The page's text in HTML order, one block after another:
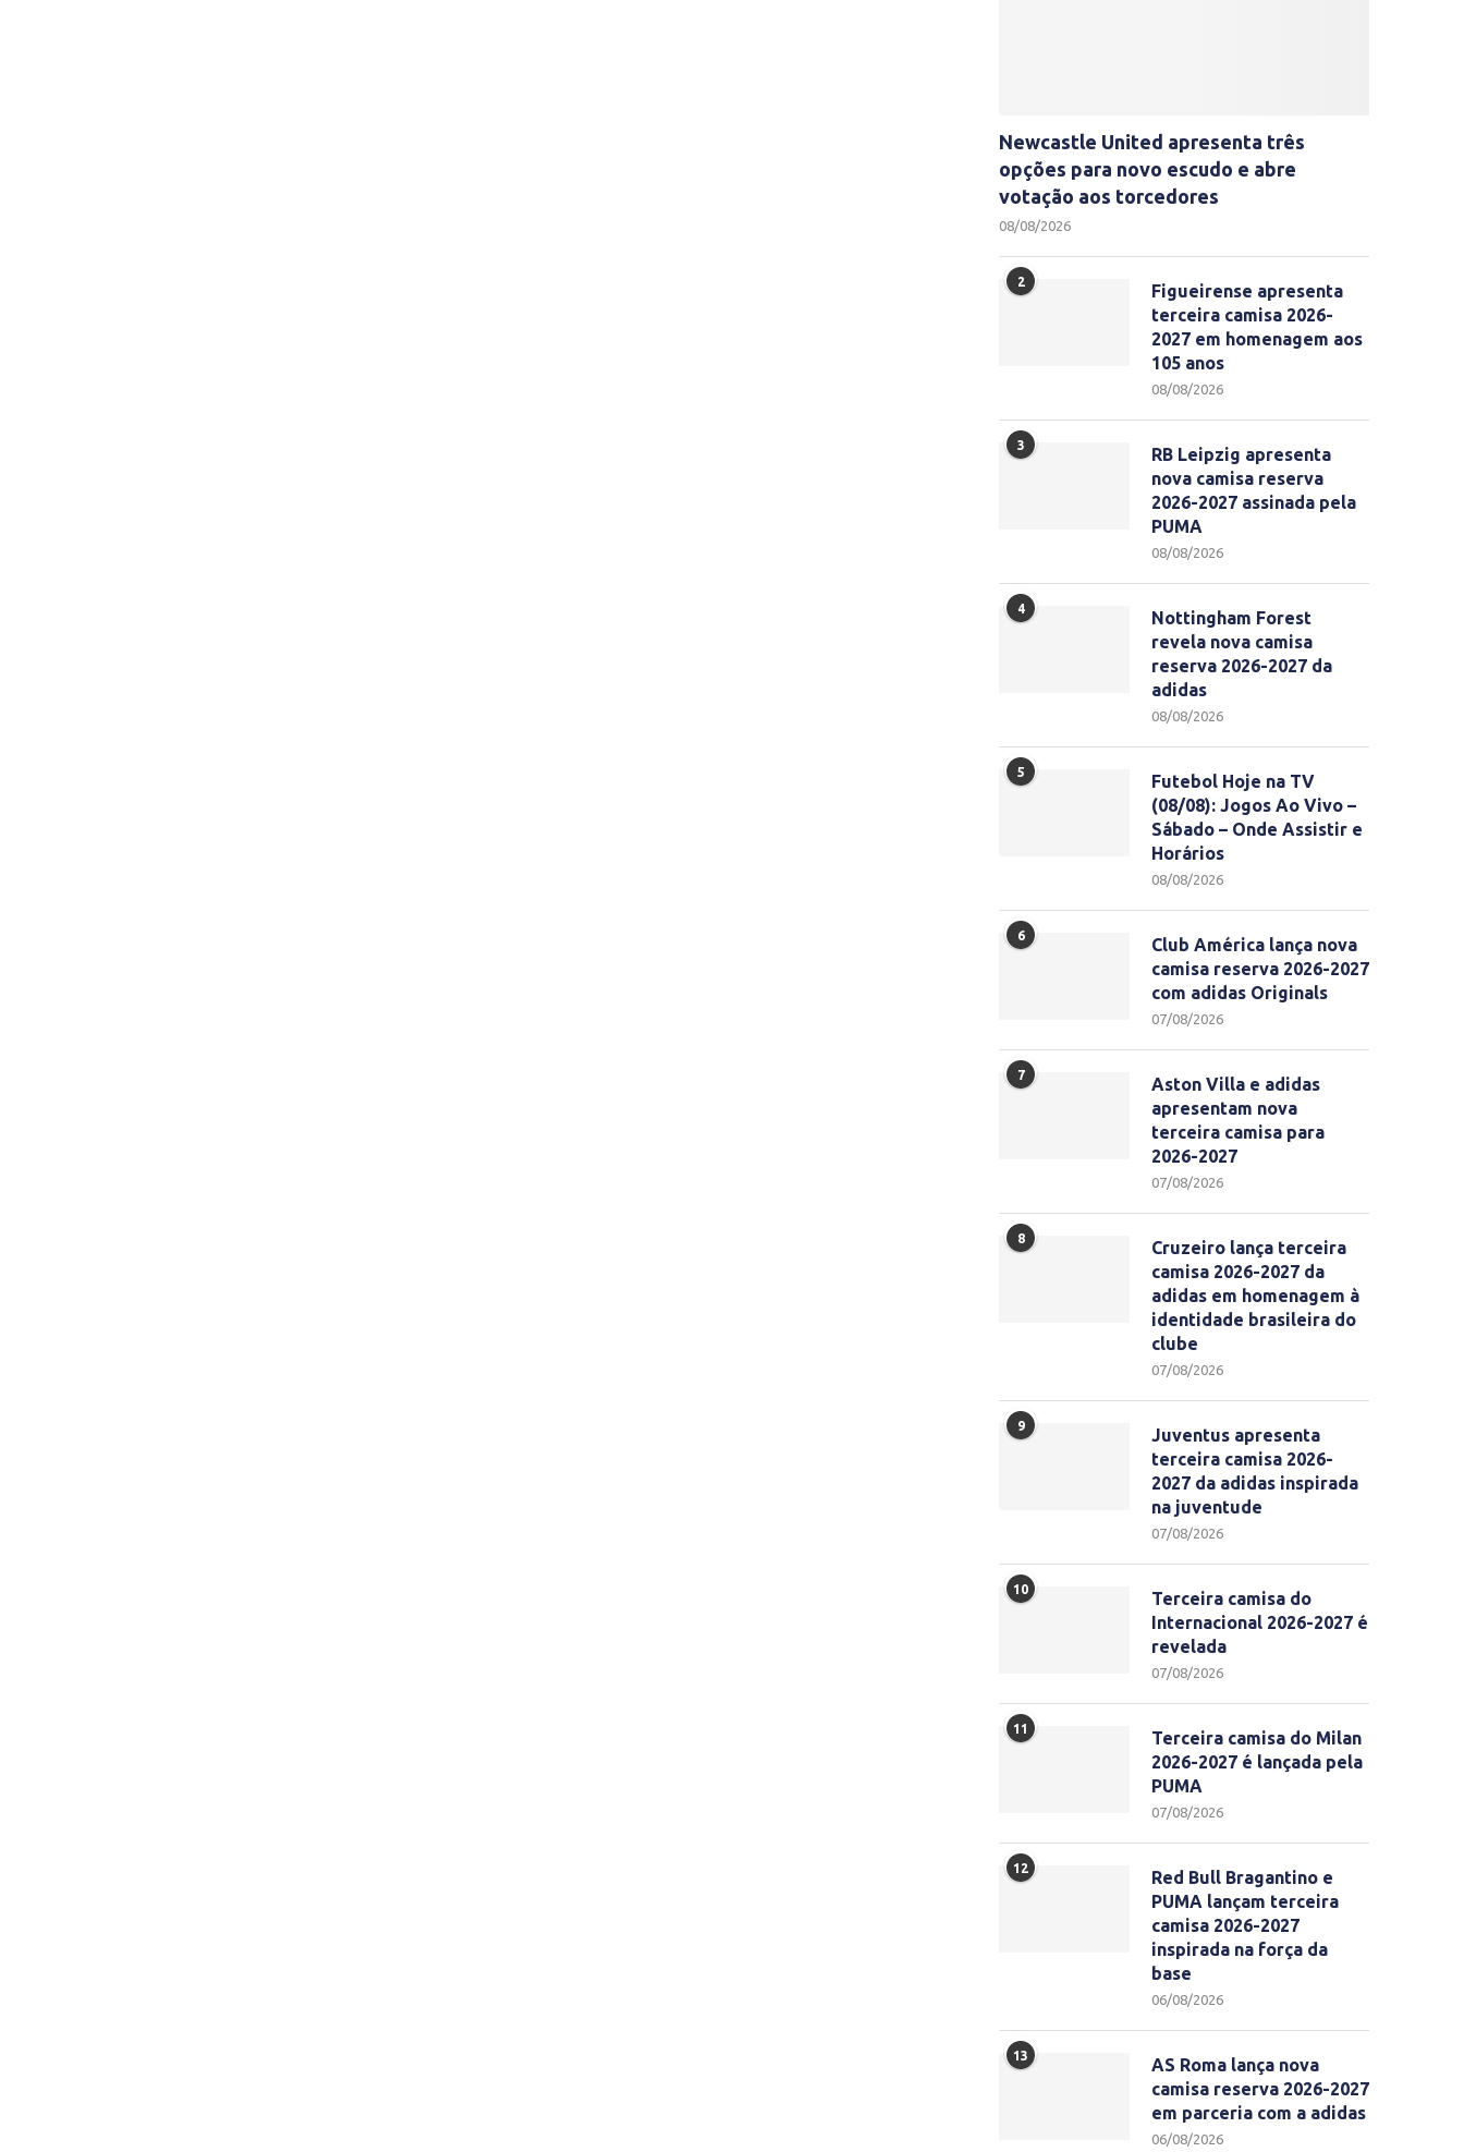
Newcastle United apresenta três
opções para novo escudo e abre
votação aos torcedores
08/08/2026
2
Figueirense apresenta
terceira camisa 2026-
2027 em homenagem aos
105 anos
08/08/2026
3
RB Leipzig apresenta
nova camisa reserva
2026-2027 assinada pela
PUMA
08/08/2026
4
Nottingham Forest
revela nova camisa
reserva 2026-2027 da
adidas
08/08/2026
5
Futebol Hoje na TV
(08/08): Jogos Ao Vivo –
Sábado – Onde Assistir e
Horários
08/08/2026
6
Club América lança nova
camisa reserva 2026-2027
com adidas Originals
07/08/2026
7
Aston Villa e adidas
apresentam nova
terceira camisa para
2026-2027
07/08/2026
8
Cruzeiro lança terceira
camisa 2026-2027 da
adidas em homenagem à
identidade brasileira do
clube
07/08/2026
9
Juventus apresenta
terceira camisa 2026-
2027 da adidas inspirada
na juventude
07/08/2026
10
Terceira camisa do
Internacional 2026-2027 é
revelada
07/08/2026
11
Terceira camisa do Milan
2026-2027 é lançada pela
PUMA
07/08/2026
12
Red Bull Bragantino e
PUMA lançam terceira
camisa 2026-2027
inspirada na força da
base
06/08/2026
13
AS Roma lança nova
camisa reserva 2026-2027
em parceria com a adidas
06/08/2026